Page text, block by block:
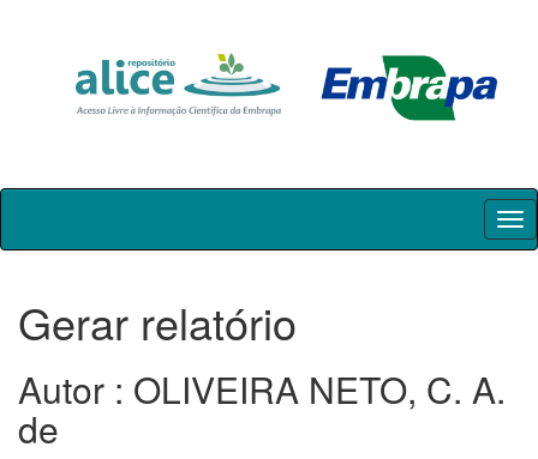
Skip
Gerar relatório
Autor : OLIVEIRA NETO, C. A.
de